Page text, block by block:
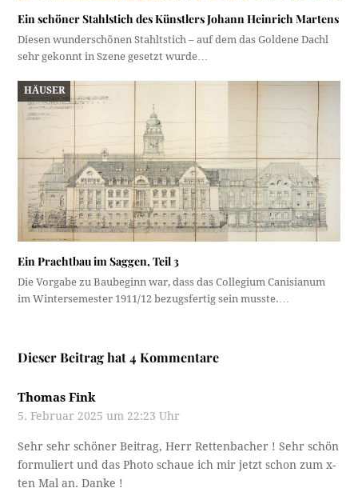
Ein schöner Stahlstich des Künstlers Johann Heinrich Martens
Diesen wunderschönen Stahltstich – auf dem das Goldene Dachl
sehr gekonnt in Szene gesetzt wurde…
HÄUSER
Ein Prachtbau im Saggen, Teil 3
Die Vorgabe zu Baubeginn war, dass das Collegium Canisianum
im Wintersemester 1911/12 bezugsfertig sein musste.…
Dieser Beitrag hat 4 Kommentare
Thomas Fink
5. Februar 2025 um 22:23 Uhr
Sehr sehr schöner Beitrag, Herr Rettenbacher ! Sehr schön
formuliert und das Photo schaue ich mir jetzt schon zum x-
ten Mal an. Danke !